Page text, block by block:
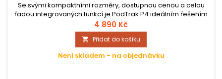
Se svými kompaktními rozměry, dostupnou cenou a celou
řadou integrovaných funkcí je PodTrak P4 ideálním řešením
pro pořizování profesionálních zvukových nahrávek pro
účely podcastingu, ať už jste kdekoliv. PodTrak P4 nabízí
všechny funkce, které potřebujete pro nahrávání
profesionálně znějících podcastů na SD kartu nebo do
počítače
4 890 Kč
 Přidat do košíku
Není skladem - na objednávku